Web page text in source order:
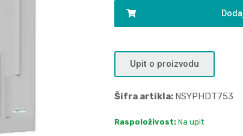
Upit o proizvodu
Šifra artikla: NSYPHDT753
Raspoloživost: Na upit